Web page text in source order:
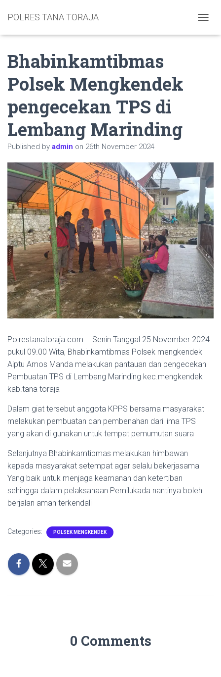
POLRES TANA TORAJA
Bhabinkamtibmas
Polsek Mengkendek
pengecekan TPS di
Lembang Marinding
Published by admin on 26th November 2024
Polrestanatoraja.com – Senin Tanggal 25 November 2024
pukul 09.00 Wita, Bhabinkamtibmas Polsek mengkendek
Aiptu Amos Manda melakukan pantauan dan pengecekan
Pembuatan TPS di Lembang Marinding kec.mengkendek
kab.tana toraja
Dalam giat tersebut anggota KPPS bersama masyarakat
melakukan pembuatan dan pembenahan dari lima TPS
yang akan di gunakan untuk tempat pemumutan suara
Selanjutnya Bhabinkamtibmas melakukan himbawan
kepada masyarakat setempat agar selalu bekerjasama
Yang baik untuk menjaga keamanan dan ketertiban
sehingga dalam pelaksanaan Pemilukada nantinya boleh
berjalan aman terkendali
Categories: POLSEK MENGKENDEK
0 Comments